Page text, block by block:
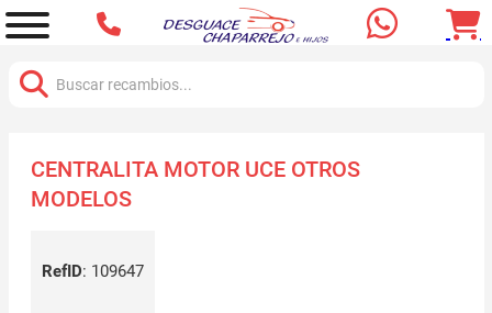
CENTRALITA MOTOR UCE OTROS
MODELOS
RefID: 109647